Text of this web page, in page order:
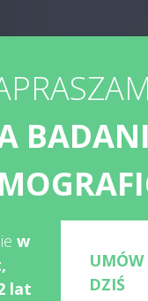
w
lat
UMÓW
DZIŚ